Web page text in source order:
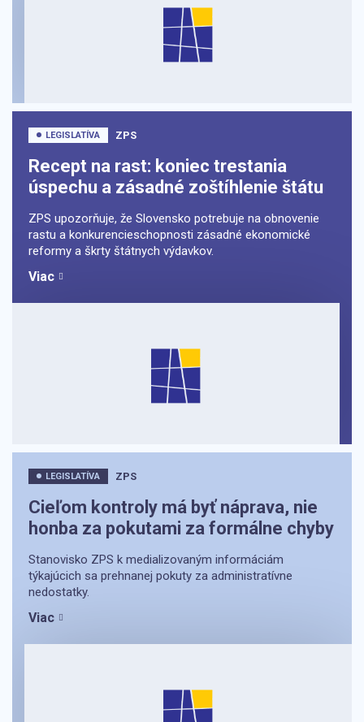
LEGISLATÍVA ZPS
Recept na rast: koniec trestania
úspechu a zásadné zoštíhlenie štátu
ZPS upozorňuje, že Slovensko potrebuje na obnovenie
rastu a konkurencieschopnosti zásadné ekonomické
reformy a škrty štátnych výdavkov.
Viac
LEGISLATÍVA ZPS
Cieľom kontroly má byť náprava, nie
honba za pokutami za formálne chyby
Stanovisko ZPS k medializovaným informáciám
týkajúcich sa prehnanej pokuty za administratívne
nedostatky.
Viac